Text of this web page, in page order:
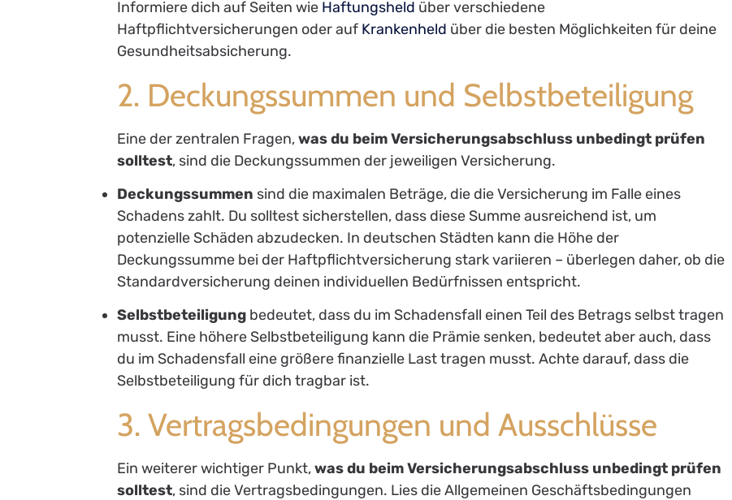
Informiere dich auf Seiten wie Haftungsheld über verschiedene
Haftpflichtversicherungen oder auf Krankenheld über die besten Möglichkeiten für deine
Gesundheitsabsicherung.
2. Deckungssummen und Selbstbeteiligung
Eine der zentralen Fragen,was du beim Versicherungsabschluss unbedingt prüfen
solltest, sind die Deckungssummen der jeweiligen Versicherung.
Deckungssummen sind die maximalen Beträge, die die Versicherung im Falle eines
Schadens zahlt. Du solltest sicherstellen, dass diese Summe ausreichend ist, um
potenzielle Schäden abzudecken. In deutschen Städten kann die Höhe der
Deckungssumme bei der Haftpflichtversicherung stark variieren – überlegen daher, ob die
Standardversicherung deinen individuellen Bedürfnissen entspricht.
Selbstbeteiligung bedeutet, dass du im Schadensfall einen Teil des Betrags selbst tragen
musst. Eine höhere Selbstbeteiligung kann die Prämie senken, bedeutet aber auch, dass
du im Schadensfall eine größere finanzielle Last tragen musst. Achte darauf, dass die
Selbstbeteiligung für dich tragbar ist.
3. Vertragsbedingungen und Ausschlüsse
Ein weiterer wichtiger Punkt,was du beim Versicherungsabschluss unbedingt prüfen
solltest, sind die Vertragsbedingungen. Lies die Allgemeinen Geschäftsbedingungen